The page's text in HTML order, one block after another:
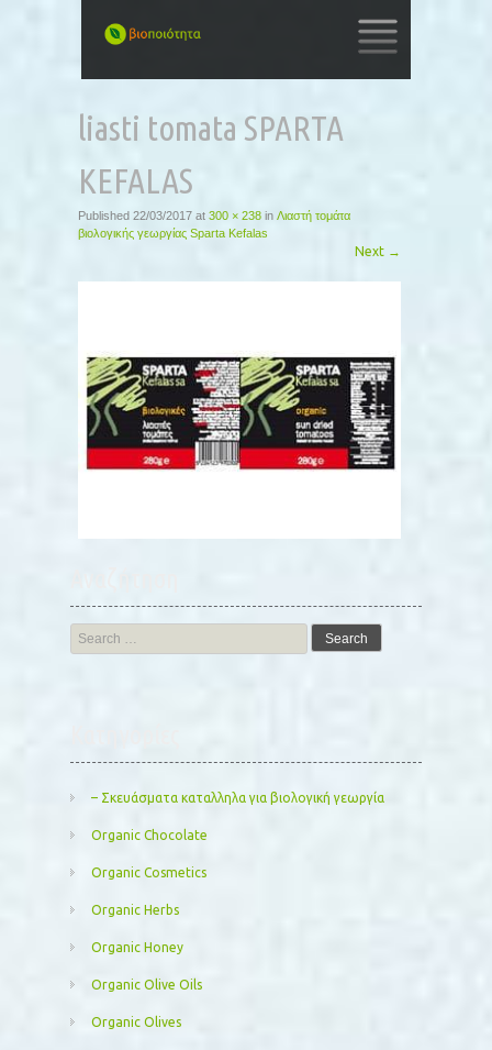
CONTENT
liasti tomata SPARTA
KEFALAS
Published 22/03/2017 at 300 × 238 in Λιαστή τομάτα
βιολογικής γεωργίας Sparta Kefalas
Next →
Search
for:
– Σκευάσματα καταλληλα για βιολογική γεωργία
Organic Chocolate
Organic Cosmetics
Organic Herbs
Organic Honey
Organic Olive Oils
Organic Olives